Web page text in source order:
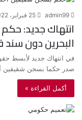
admin99 25 فبراير، 2022
انتهاك جديد:
البحرين دون سند
في انتهاك جديد لأبسط
صدر حكما بسجن شقيقين
أكمل القراءة »